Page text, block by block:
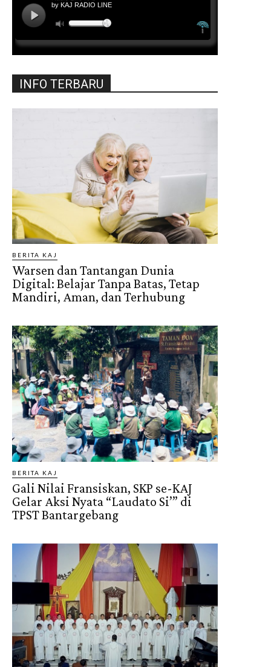
INFO TERBARU
BERITA KAJ
Warsen dan Tantangan Dunia
Digital: Belajar Tanpa Batas, Tetap
Mandiri, Aman, dan Terhubung
BERITA KAJ
Gali Nilai Fransiskan, SKP se-KAJ
Gelar Aksi Nyata “Laudato Si’” di
TPST Bantargebang